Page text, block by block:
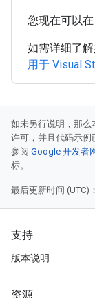
您现在可以在
如需详细了
用于 Visual
如未另行说明，那么
许可，并且代码示例
参阅 Google 开发者
标。
最后更新时间 (UTC)
支持
版本说明
资源